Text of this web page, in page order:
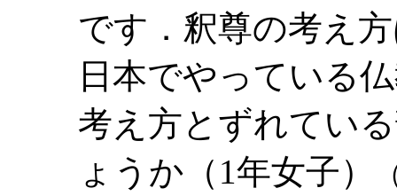
です．釈尊の考え
日本でやっている
考え方とずれてい
ょうか（1年女子）